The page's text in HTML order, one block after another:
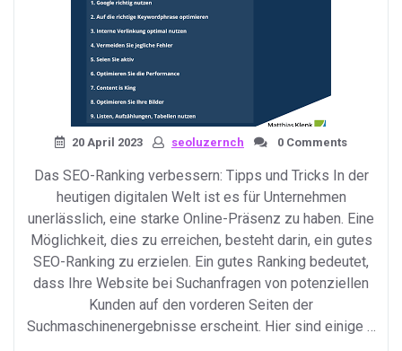
20 April 2023 seoluzernch 0 Comments
Das SEO-Ranking verbessern: Tipps und Tricks In der
heutigen digitalen Welt ist es für Unternehmen
unerlässlich, eine starke Online-Präsenz zu haben. Eine
Möglichkeit, dies zu erreichen, besteht darin, ein gutes
SEO-Ranking zu erzielen. Ein gutes Ranking bedeutet,
dass Ihre Website bei Suchanfragen von potenziellen
Kunden auf den vorderen Seiten der
Suchmaschinenergebnisse erscheint. Hier sind einige …